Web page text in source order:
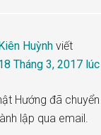
Huỳnh viết
Tháng 3, 2017
Hướng đã
lập qua email.